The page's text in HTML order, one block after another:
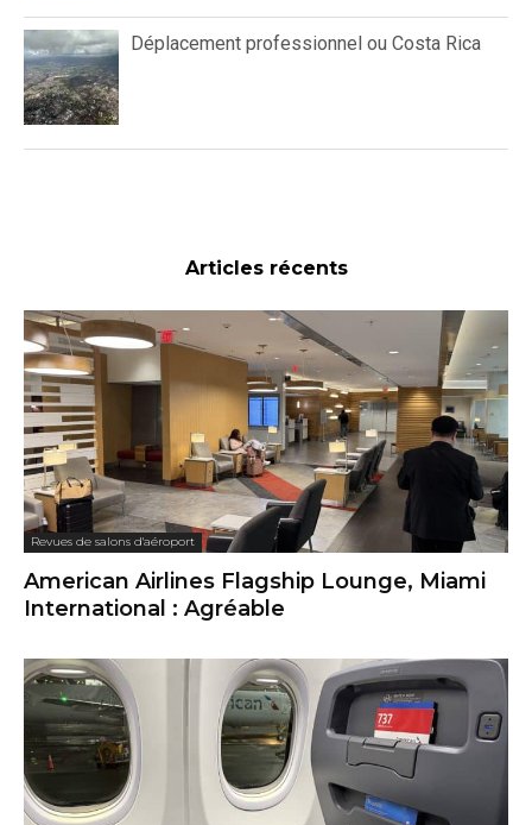
Déplacement professionnel ou Costa Rica
Articles récents
Revues de salons d'aéroport
American Airlines Flagship Lounge, Miami
International : Agréable